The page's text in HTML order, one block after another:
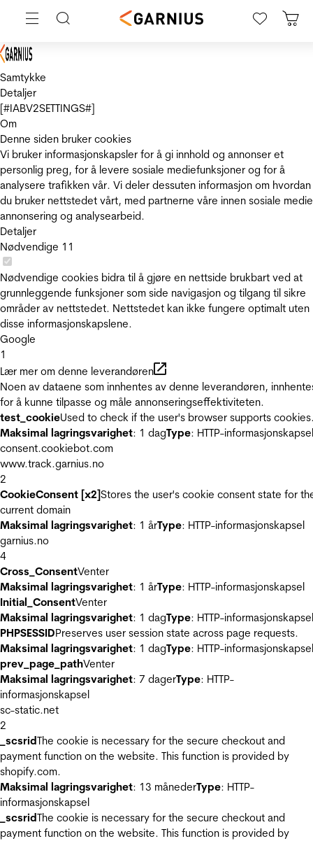
Samtykke
Detaljer
[#IABV2SETTINGS#]
Om
Denne siden bruker cookies
Vi bruker informasjonskapsler for å gi innhold og annonser et
personlig preg, for å levere sosiale mediefunksjoner og for å
analysere trafikken vår. Vi deler dessuten informasjon om hvordan
du bruker nettstedet vårt, med partnerne våre innen sosiale
annonsering og analysearbeid.
Detaljer
Nødvendige 11
Nødvendige cookies bidra til å gjøre en nettside brukbart ved at
grunnleggende funksjoner som side navigasjon og tilgang til sikre
områder av nettstedet. Nettstedet kan ikke fungere optimalt uten
disse informasjonskapslene.
Google
1
Lær mer om denne leverandøren
Noen av dataene som innhentes av denne leverandøren,
for å kunne tilpasse og måle annonseringseffektiviteten.
test_cookieUsed to check if the user's browser supports
Maksimal lagringsvarighet: 1 dagType: HTTP-informasjonskapsel
consent.cookiebot.com
www.track.garnius.no
2
CookieConsent [x2]Stores the user's cookie consent state for
current domain
Maksimal lagringsvarighet: 1 årType: HTTP-informasjonskapsel
garnius.no
4
Cross_ConsentVenter
Maksimal lagringsvarighet: 1 årType: HTTP-informasjonskapsel
Initial_ConsentVenter
Maksimal lagringsvarighet: 1 dagType: HTTP-informasjonskapsel
PHPSESSIDPreserves user session state across page requests.
Maksimal lagringsvarighet: 1 dagType: HTTP-informasjonskapsel
prev_page_pathVenter
Maksimal lagringsvarighet: 7 dagerType: HTTP-
informasjonskapsel
sc-static.net
2
_scsridThe cookie is necessary for the secure checkout and
payment function on the website. This function is provided by
shopify.com.
Maksimal lagringsvarighet: 13 månederType: HTTP-
informasjonskapsel
_scsridThe cookie is necessary for the secure checkout and
payment function on the website. This function is provided by